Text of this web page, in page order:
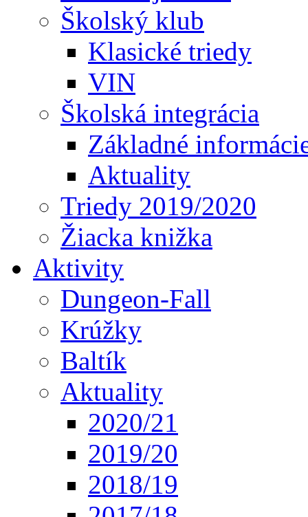
Školský klub
Klasické triedy
VIN
Školská integrácia
Základné
Aktuality
Triedy 2019/2020
Žiacka knižka
Aktivity
Dungeon-Fall
Krúžky
Baltík
Aktuality
2020/21
2019/20
2018/19